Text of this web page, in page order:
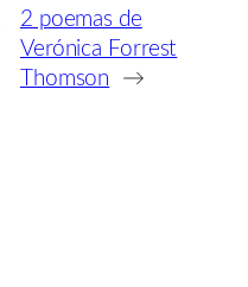
2 poemas de
Verónica Forrest
Thomson
→